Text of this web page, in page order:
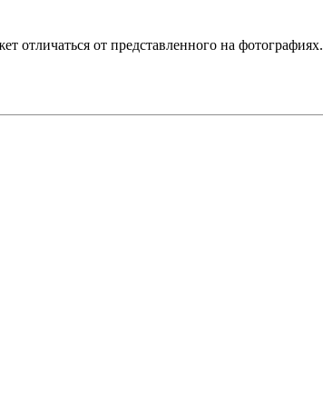
отличаться от представленного на фотографиях.